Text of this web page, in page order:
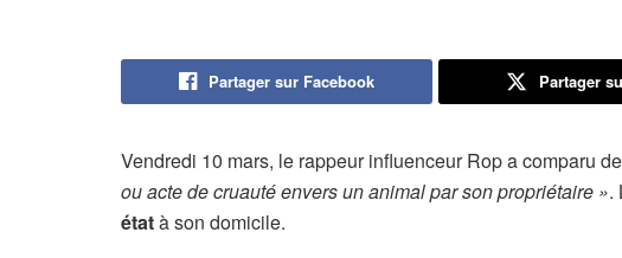
Partager sur Facebook Partager
Vendredi 10 mars, le rappeur influenceur Rop a comparu
ou acte de cruauté envers un animal par son propriétaire ».
étatà son domicile.